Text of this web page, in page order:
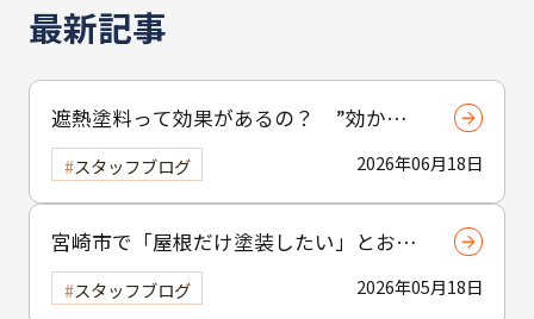
最新記事
遮熱塗料って効果があるの？ ”効かな
い”と言われる理由と正しい使い方 2026年06月18日
スタッフブログ
宮崎市で「屋根だけ塗装したい」とお考
えの方へ｜小工事・雨樋交換だけでも大
歓迎！
2026年05月18日
スタッフブログ